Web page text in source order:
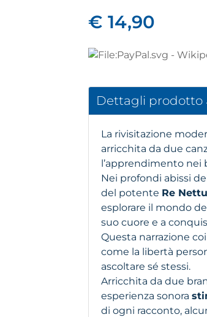
€ 14,90
Dettagli prodotto
La rivisitazione
arricchita da due
l’apprendimento nei
Nei profondi abissi
del potente Re
esplorare il mondo
suo cuore e a
Questa narrazione
come la libertà
ascoltare sé stessi.
Arricchita da due
esperienza sonora
di ogni racconto,